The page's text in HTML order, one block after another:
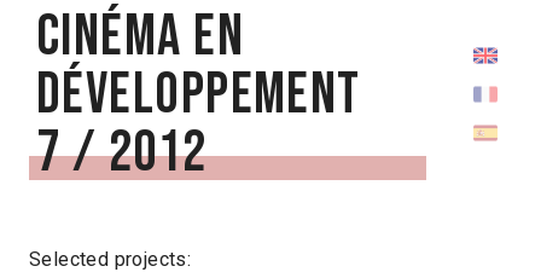
Cinéma en
développement
7 / 2012
Selected projects: